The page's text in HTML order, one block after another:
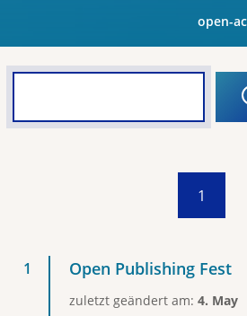
open-
1
Open Publishing Fest
zuletzt geändert am: 4. May